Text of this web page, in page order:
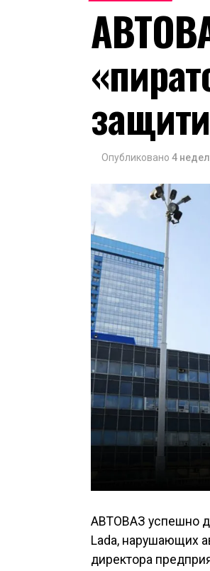
Опубликовано 4
АВТОВАЗ успешно
Lada, нарушающих
директора